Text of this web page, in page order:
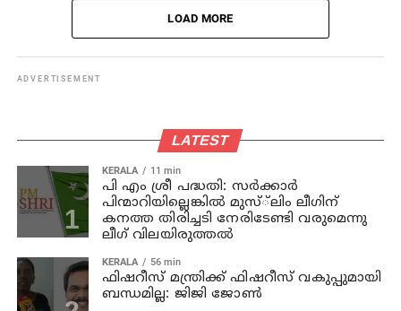
LOAD MORE
ADVERTISEMENT
LATEST
KERALA 11 min
പി എം ശ്രീ പദ്ധതി: സര്‍ക്കാര്‍
പിന്മാറിയില്ലെങ്കില്‍ മുസ്്‌ലിം ലീഗിന്
കനത്ത തിരിച്ചടി നേരിടേണ്ടി വരുമെന്നു
ലീഗ് വിലയിരുത്തല്‍
KERALA 56 min
ഫിഷറീസ് മന്ത്രിക്ക് ഫിഷറീസ് വകുപ്പുമായി
ബന്ധമില്ല: ജിജി ജോണ്‍